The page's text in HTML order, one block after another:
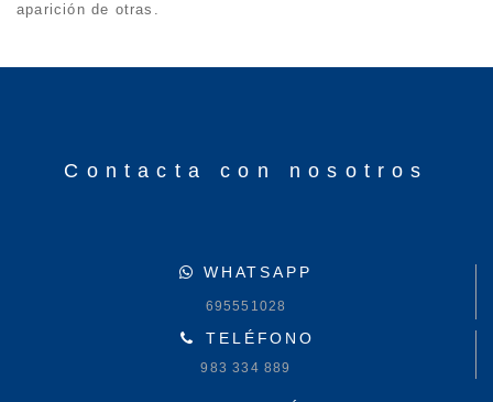
aparición de otras.
Contacta con nosotros
WHATSAPP
695551028
TELÉFONO
983 334 889